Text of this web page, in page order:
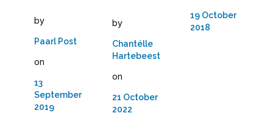
by
Paarl Post
on
13
September
2019
by
Chantélle
Hartebeest
on
21 October
2022
19 October
2018